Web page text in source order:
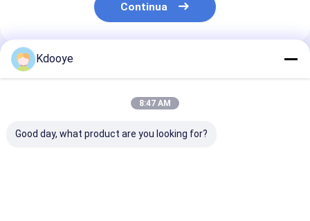
Continua
Prodotti Raccomandati
Kdooye
8:47 AM
Good day, what product are you looking for?